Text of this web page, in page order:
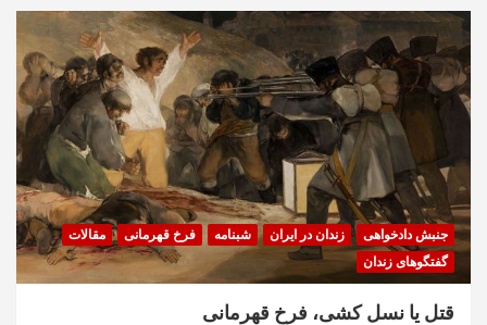
جنبش دادخواهی زندان در ایران شبنامه فرخ قهرمانی
مقالات
گفتگوهای زندان
قتل یا نسل کشی، فرخ قهرمانی